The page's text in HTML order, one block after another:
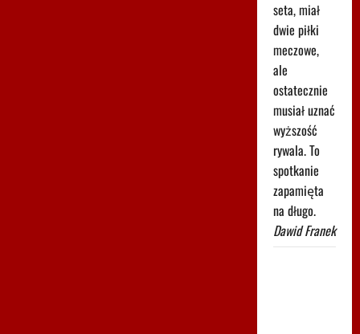
seta, miał
dwie piłki
meczowe,
ale
ostatecznie
musiał uznać
wyższość
rywala. To
spotkanie
zapamięta
na długo.
Dawid Franek